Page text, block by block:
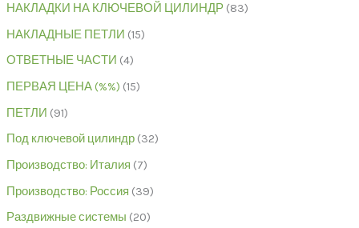
НАКЛАДКИ НА КЛЮЧЕВОЙ ЦИЛИНДР 83
НАКЛАДНЫЕ ПЕТЛИ 15
ОТВЕТНЫЕ ЧАСТИ 4
ПЕРВАЯ ЦЕНА (%%) 15
ПЕТЛИ 91
Под ключевой цилиндр 32
Производство: Италия 7
Производство: Россия 39
Раздвижные системы 20